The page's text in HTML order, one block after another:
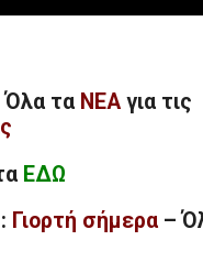
Όλα τα ΝΕΑ για τις
ΕΔΩ
: Γιορτή σήμερα –